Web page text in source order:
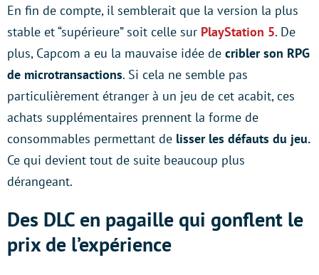
En fin de compte, il semblerait que la version la plus
stable et “supérieure” soit celle sur PlayStation 5. De
plus, Capcom a eu la mauvaise idée de cribler son RPG
de microtransactions. Si cela ne semble pas
particulièrement étranger à un jeu de cet acabit, ces
achats supplémentaires prennent la forme de
consommables permettant de lisser les défauts du jeu.
Ce qui devient tout de suite beaucoup plus
dérangeant.
Des DLC en pagaille qui gonflent le
prix de l’expérience